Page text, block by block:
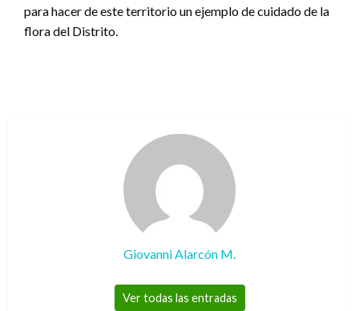
para hacer de este territorio un ejemplo de cuidado de la
flora del Distrito.
Giovanni Alarcón M.
Ver todas las entradas